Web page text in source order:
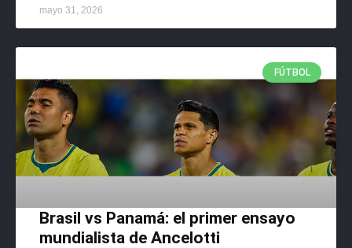
mayo 31, 2026
FÚTBOL
Brasil vs Panamá: el primer ensayo
mundialista de Ancelotti